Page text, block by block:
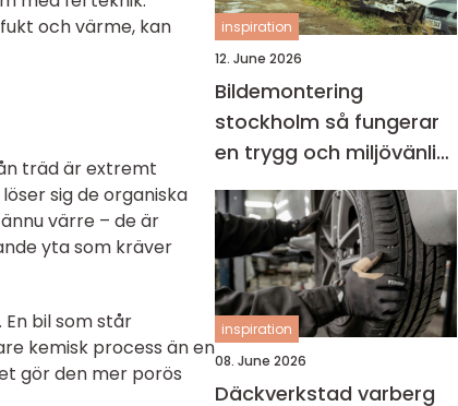
och värme, kan
träd är extremt
sig de organiska
värre – de är
yta som kräver
bil som står
kemisk process än en
gör den mer porös
inspiration
12. June 2026
Bildemontering
stockholm så fungerar
en trygg och miljövänlig
bilskrot
inspiration
08. June 2026
Däckverkstad varberg